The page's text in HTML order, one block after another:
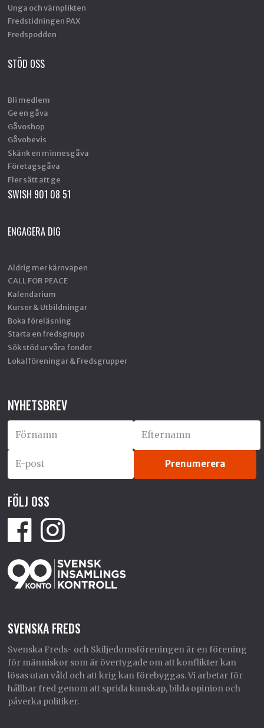
Unga och värnplikten
Fredstidningen PAX
Fredspodden
STÖD OSS
Bli medlem
Ge en gåva
Gåvoshop
Gåvobevis
Skänk en minnesgåva
Företagsgåva
Fler sätt att ge
SWISH 901 08 51
ENGAGERA DIG
Aldrig mer kärnvapen
CALL FOR PEACE
Kalendarium
Kurser & Utbildningar
Boka föreläsning
Starta en fredsgrupp
Sök stöd ur våra fonder
Lokalföreningar & Fredsgrupper
NYHETSBREV
FÖLJ OSS
SVENSKA FREDS
Svenska Freds- och Skiljedomsföreningen är en förening
för människor som är övertygade om att konflikter kan
lösas utan våld och att krig kan förebyggas. Vi arbetar för
hållbar fred genom att sprida kunskap, bilda opinion och
påverka politiker.